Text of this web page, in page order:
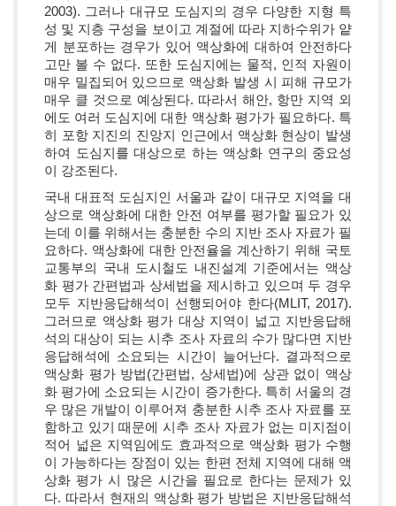
2003). 그러나 대규모 도심지의 경우 다양한 지형 특
성 및 지층 구성을 보이고 계절에 따라 지하수위가 얕
게 분포하는 경우가 있어 액상화에 대하여 안전하다
고만 볼 수 없다. 또한 도심지에는 물적, 인적 자원이
매우 밀집되어 있으므로 액상화 발생 시 피해 규모가
매우 클 것으로 예상된다. 따라서 해안, 항만 지역 외
에도 여러 도심지에 대한 액상화 평가가 필요하다. 특
히 포항 지진의 진앙지 인근에서 액상화 현상이 발생
하여 도심지를 대상으로 하는 액상화 연구의 중요성
이 강조된다.
국내 대표적 도심지인 서울과 같이 대규모 지역을 대
상으로 액상화에 대한 안전 여부를 평가할 필요가 있
는데 이를 위해서는 충분한 수의 지반 조사 자료가 필
요하다. 액상화에 대한 안전율을 계산하기 위해 국토
교통부의 국내 도시철도 내진설계 기준에서는 액상
화 평가 간편법과 상세법을 제시하고 있으며 두 경우
모두 지반응답해석이 선행되어야 한다(MLIT, 2017).
그러므로 액상화 평가 대상 지역이 넓고 지반응답해
석의 대상이 되는 시추 조사 자료의 수가 많다면 지반
응답해석에 소요되는 시간이 늘어난다. 결과적으로
액상화 평가 방법(간편법, 상세법)에 상관 없이 액상
화 평가에 소요되는 시간이 증가한다. 특히 서울의 경
우 많은 개발이 이루어져 충분한 시추 조사 자료를 포
함하고 있기 때문에 시추 조사 자료가 없는 미지점이
적어 넓은 지역임에도 효과적으로 액상화 평가 수행
이 가능하다는 장점이 있는 한편 전체 지역에 대해 액
상화 평가 시 많은 시간을 필요로 한다는 문제가 있
다. 따라서 현재의 액상화 평가 방법은 지반응답해석